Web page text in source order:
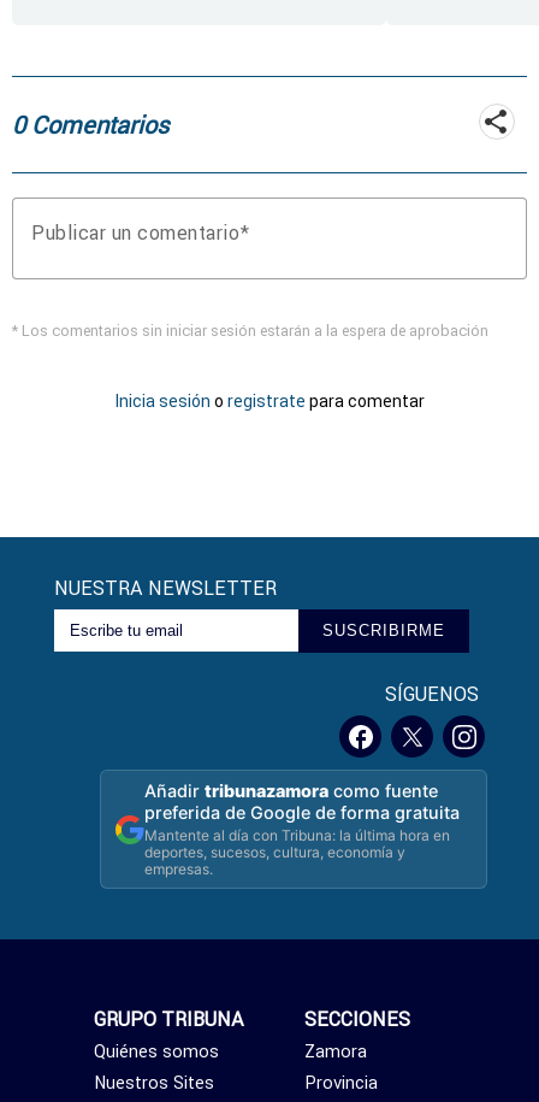
0 Comentarios
Publicar un comentario
* Los comentarios sin iniciar sesión estarán a la espera de aprobación
Inicia sesión o registrate para comentar
NUESTRA NEWSLETTER
SUSCRIBIRME
SÍGUENOS
Añadirtribunazamora como fuente
preferida de Google de forma gratuita
Mantente al día con Tribuna: la última hora en
deportes, sucesos, cultura, economía y
empresas.
SECCIONES
Zamora
Provincia
GRUPO TRIBUNA
Quiénes somos
Nuestros Sites